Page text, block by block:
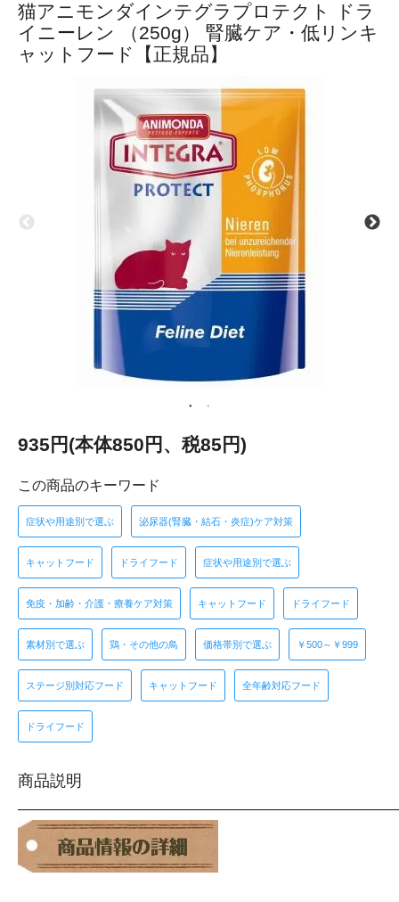
猫アニモンダインテグラプロテクト ドラ
イニーレン （250g） 腎臓ケア・低リンキ
ャットフード【正規品】
935円(本体850円、税85円)
この商品のキーワード
症状や用途別で選ぶ 泌尿器(腎臓・結石・炎症)ケア対策
キャットフード ドライフード 症状や用途別で選ぶ
免疫・加齢・介護・療養ケア対策 キャットフード ドライフード
素材別で選ぶ 鶏・その他の鳥 価格帯別で選ぶ ￥500～￥999
ステージ別対応フード キャットフード 全年齢対応フード
ドライフード
商品説明